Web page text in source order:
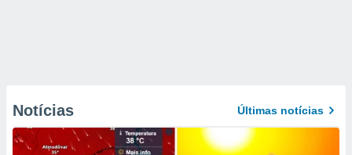
Notícias Últimas notícias